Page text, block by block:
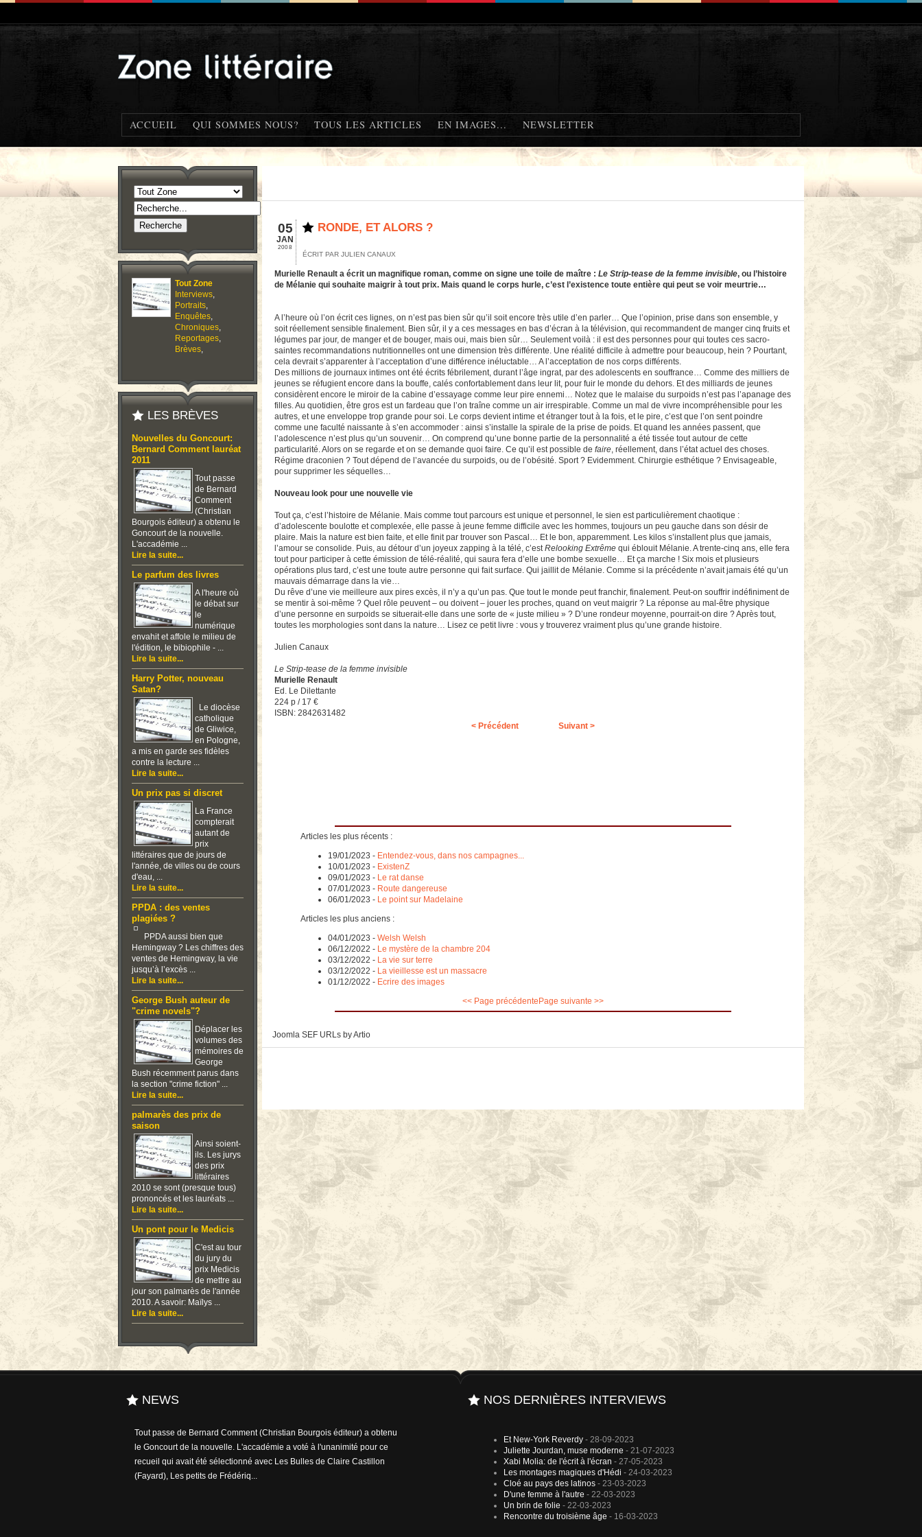
ACCUEIL QUI SOMMES NOUS? TOUS LES ARTICLES EN IMAGES... NEWSLETTER
Tout Zone
Interviews,
Portraits,
Enquêtes,
Chroniques,
Reportages,
Brèves,
LES BRÈVES
Nouvelles du Goncourt:
Bernard Comment lauréat
2011
Tout passe
de Bernard
Comment
(Christian
Bourgois éditeur) a obtenu le
Goncourt de la nouvelle.
L'accadémie ...
Lire la suite...
Le parfum des livres
A l'heure où
le débat sur
le
numérique
envahit et affole le milieu de
l'édition, le bibiophile - ...
Lire la suite...
Harry Potter, nouveau
Satan?
Le diocèse
catholique
de Gliwice,
en Pologne,
a mis en garde ses fidèles
contre la lecture ...
Lire la suite...
Un prix pas si discret
La France
compterait
autant de
prix
littéraires que de jours de
l'année, de villes ou de cours
d'eau, ...
Lire la suite...
PPDA : des ventes
plagiées ?
PPDA aussi bien que
Hemingway ? Les chiffres des
ventes de Hemingway, la vie
jusqu’à l’excès ...
Lire la suite...
George Bush auteur de
"crime novels"?
Déplacer les
volumes des
mémoires de
George
Bush récemment parus dans
la section "crime fiction" ...
Lire la suite...
palmarès des prix de
saison
Ainsi soient-
ils. Les jurys
des prix
littéraires
2010 se sont (presque tous)
prononcés et les lauréats ...
Lire la suite...
Un pont pour le Medicis
C'est au tour
du jury du
prix Medicis
de mettre au
jour son palmarès de l'année
2010. A savoir: Maïlys ...
Lire la suite...
05
JAN
2008
RONDE, ET ALORS ?
ÉCRIT PAR JULIEN CANAUX
Murielle Renault a écrit un magnifique roman, comme on signe une toile de maître : Le Strip-tease de la femme invisible, ou l’histoire
de Mélanie qui souhaite maigrir à tout prix. Mais quand le corps hurle, c’est l’existence toute entière qui peut se voir meurtrie…
A l’heure où l’on écrit ces lignes, on n’est pas bien sûr qu’il soit encore très utile d’en parler… Que l’opinion, prise dans son ensemble, y
soit réellement sensible finalement. Bien sûr, il y a ces messages en bas d’écran à la télévision, qui recommandent de manger cinq fruits et
légumes par jour, de manger et de bouger, mais oui, mais bien sûr… Seulement voilà : il est des personnes pour qui toutes ces sacro-
saintes recommandations nutritionnelles ont une dimension très différente. Une réalité difficile à admettre pour beaucoup, hein ? Pourtant,
cela devrait s’apparenter à l’acceptation d’une différence inéluctable… A l’acceptation de nos corps différents.
Des millions de journaux intimes ont été écrits fébrilement, durant l’âge ingrat, par des adolescents en souffrance… Comme des milliers de
jeunes se réfugient encore dans la bouffe, calés confortablement dans leur lit, pour fuir le monde du dehors. Et des milliards de jeunes
considèrent encore le miroir de la cabine d’essayage comme leur pire ennemi… Notez que le malaise du surpoids n’est pas l’apanage des
filles. Au quotidien, être gros est un fardeau que l’on traîne comme un air irrespirable. Comme un mal de vivre incompréhensible pour les
autres, et une enveloppe trop grande pour soi. Le corps devient intime et étranger tout à la fois, et le pire, c’est que l’on sent poindre
comme une faculté naissante à s’en accommoder : ainsi s’installe la spirale de la prise de poids. Et quand les années passent, que
l’adolescence n’est plus qu’un souvenir… On comprend qu’une bonne partie de la personnalité a été tissée tout autour de cette
particularité. Alors on se regarde et on se demande quoi faire. Ce qu’il est possible de faire, réellement, dans l’état actuel des choses.
Régime draconien ? Tout dépend de l’avancée du surpoids, ou de l’obésité. Sport ? Evidemment. Chirurgie esthétique ? Envisageable,
pour supprimer les séquelles…
Nouveau look pour une nouvelle vie
Tout ça, c’est l’histoire de Mélanie. Mais comme tout parcours est unique et personnel, le sien est particulièrement chaotique :
d’adolescente boulotte et complexée, elle passe à jeune femme difficile avec les hommes, toujours un peu gauche dans son désir de
plaire. Mais la nature est bien faite, et elle finit par trouver son Pascal… Et le bon, apparemment. Les kilos s’installent plus que jamais,
l’amour se consolide. Puis, au détour d’un joyeux zapping à la télé, c’estRelooking Extrême qui éblouit Mélanie. A trente-cinq ans, elle fera
tout pour participer à cette émission de télé-réalité, qui saura fera d’elle une bombe sexuelle… Et ça marche ! Six mois et plusieurs
opérations plus tard, c’est une toute autre personne qui fait surface. Qui jaillit de Mélanie. Comme si la précédente n’avait jamais été qu’un
mauvais démarrage dans la vie…
Du rêve d’une vie meilleure aux pires excès, il n’y a qu’un pas. Que tout le monde peut franchir, finalement. Peut-on souffrir indéfiniment de
se mentir à soi-même ? Quel rôle peuvent – ou doivent – jouer les proches, quand on veut maigrir ? La réponse au mal-être physique
d’une personne en surpoids se situerait-elle dans une sorte de « juste milieu » ? D’une rondeur moyenne, pourrait-on dire ? Après tout,
toutes les morphologies sont dans la nature… Lisez ce petit livre : vous y trouverez vraiment plus qu’une grande histoire.
Julien Canaux
Le Strip-tease de la femme invisible
Murielle Renault
Ed. Le Dilettante
224 p / 17 €
ISBN: 2842631482
< Précédent
Suivant >
Articles les plus récents :
19/01/2023 - Entendez-vous, dans nos campagnes...
10/01/2023 - ExistenZ
09/01/2023 - Le rat danse
07/01/2023 - Route dangereuse
06/01/2023 - Le point sur Madelaine
Articles les plus anciens :
04/01/2023 - Welsh Welsh
06/12/2022 - Le mystère de la chambre 204
03/12/2022 - La vie sur terre
03/12/2022 - La vieillesse est un massacre
01/12/2022 - Ecrire des images
<< Page précédente Page suivante >>
Joomla SEF URLs by Artio
NEWS
Tout passe de Bernard Comment (Christian Bourgois éditeur) a obtenu
le Goncourt de la nouvelle. L'accadémie a voté à l'unanimité pour ce
recueil qui avait été sélectionné avec Les Bulles de Claire Castillon
(Fayard), Les petits de Frédériq...
NOS DERNIÈRES INTERVIEWS
Et New-York Reverdy - 28-09-2023
Juliette Jourdan, muse moderne - 21-07-2023
Xabi Molia: de l'écrit à l'écran - 27-05-2023
Les montages magiques d'Hédi - 24-03-2023
Cloé au pays des latinos - 23-03-2023
D'une femme à l'autre - 22-03-2023
Un brin de folie - 22-03-2023
Rencontre du troisième âge - 16-03-2023